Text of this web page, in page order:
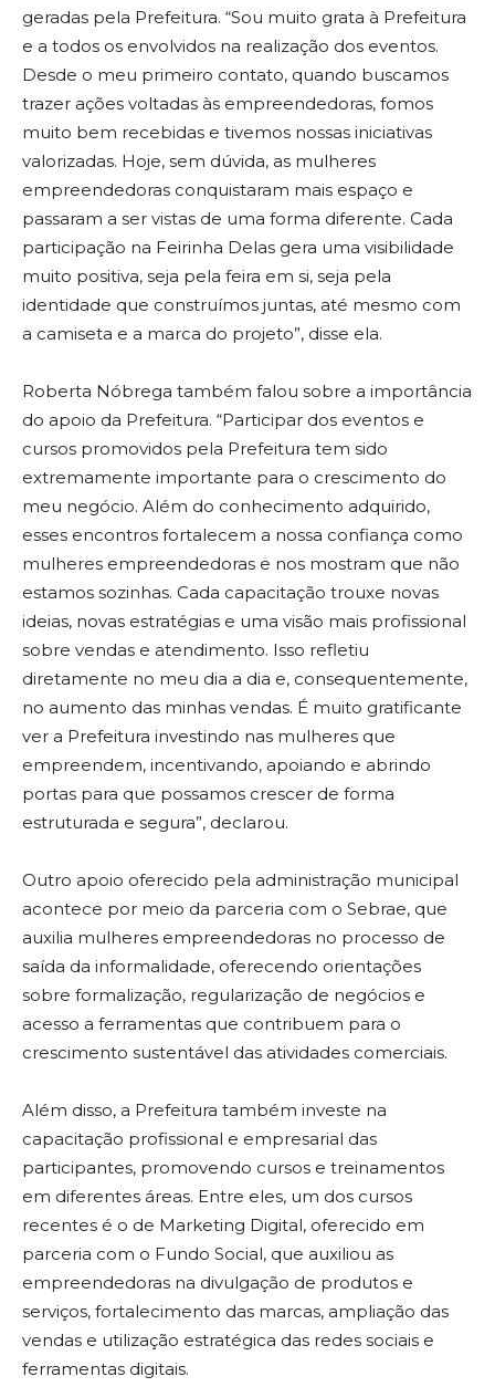
geradas pela Prefeitura. “Sou muito grata à Prefeitura
e a todos os envolvidos na realização dos eventos.
Desde o meu primeiro contato, quando buscamos
trazer ações voltadas às empreendedoras, fomos
muito bem recebidas e tivemos nossas iniciativas
valorizadas. Hoje, sem dúvida, as mulheres
empreendedoras conquistaram mais espaço e
passaram a ser vistas de uma forma diferente. Cada
participação na Feirinha Delas gera uma visibilidade
muito positiva, seja pela feira em si, seja pela
identidade que construímos juntas, até mesmo com
a camiseta e a marca do projeto”, disse ela.
Roberta Nóbrega também falou sobre a importância
do apoio da Prefeitura. “Participar dos eventos e
cursos promovidos pela Prefeitura tem sido
extremamente importante para o crescimento do
meu negócio. Além do conhecimento adquirido,
esses encontros fortalecem a nossa confiança como
mulheres empreendedoras e nos mostram que não
estamos sozinhas. Cada capacitação trouxe novas
ideias, novas estratégias e uma visão mais profissional
sobre vendas e atendimento. Isso refletiu
diretamente no meu dia a dia e, consequentemente,
no aumento das minhas vendas. É muito gratificante
ver a Prefeitura investindo nas mulheres que
empreendem, incentivando, apoiando e abrindo
portas para que possamos crescer de forma
estruturada e segura”, declarou.
Outro apoio oferecido pela administração municipal
acontece por meio da parceria com o Sebrae, que
auxilia mulheres empreendedoras no processo de
saída da informalidade, oferecendo orientações
sobre formalização, regularização de negócios e
acesso a ferramentas que contribuem para o
crescimento sustentável das atividades comerciais.
Além disso, a Prefeitura também investe na
capacitação profissional e empresarial das
participantes, promovendo cursos e treinamentos
em diferentes áreas. Entre eles, um dos cursos
recentes é o de Marketing Digital, oferecido em
parceria com o Fundo Social, que auxiliou as
empreendedoras na divulgação de produtos e
serviços, fortalecimento das marcas, ampliação das
vendas e utilização estratégica das redes sociais e
ferramentas digitais.